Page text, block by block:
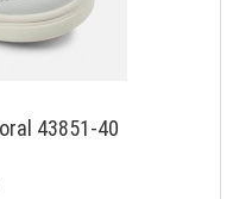
43851-40